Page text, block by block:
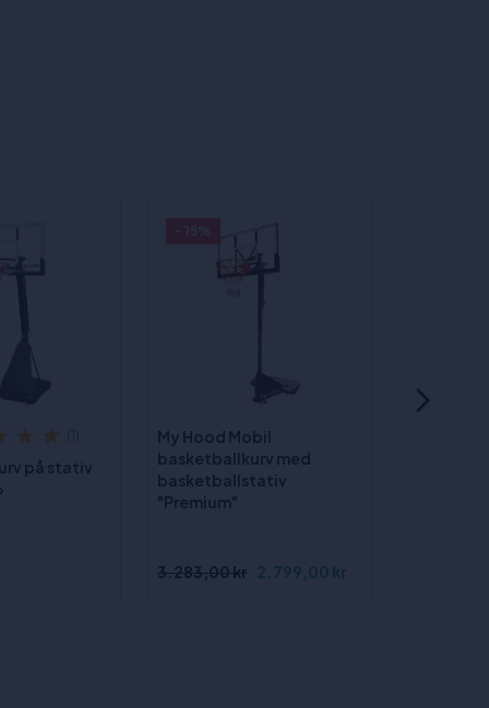
på stativ
My Hood Mobil
basketballkurv med
basketballstativ
"Premium"
3.283,00 kr 2.799,00 kr